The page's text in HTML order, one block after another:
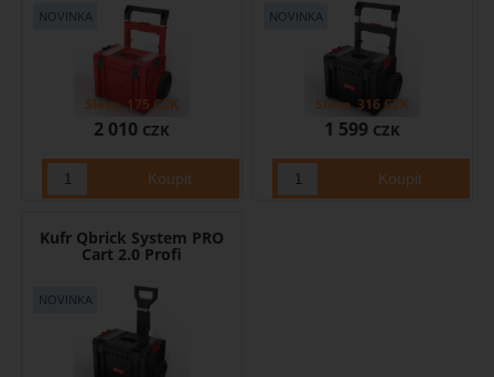
2 010 CZK
Sleva 175CZK
1 599 CZK
Sleva 316 CZK
Kufr Qbrick System PRO
Cart 2.0 Profi